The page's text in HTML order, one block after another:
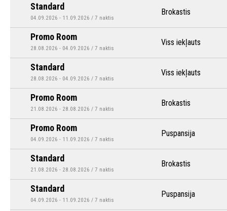
Standard
04.09.2026 - 11.09.2026 / 7 naktis
Brokastis
Promo Room
28.08.2026 - 04.09.2026 / 7 naktis
Viss iekļauts
Standard
28.08.2026 - 04.09.2026 / 7 naktis
Viss iekļauts
Promo Room
21.08.2026 - 28.08.2026 / 7 naktis
Brokastis
Promo Room
04.09.2026 - 11.09.2026 / 7 naktis
Puspansija
Standard
21.08.2026 - 28.08.2026 / 7 naktis
Brokastis
Standard
04.09.2026 - 11.09.2026 / 7 naktis
Puspansija